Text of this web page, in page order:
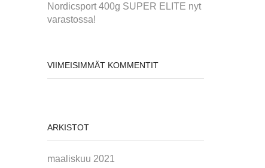
Nordicsport 400g SUPER ELITE nyt
varastossa!
VIIMEISIMMÄT KOMMENTIT
ARKISTOT
maaliskuu 2021